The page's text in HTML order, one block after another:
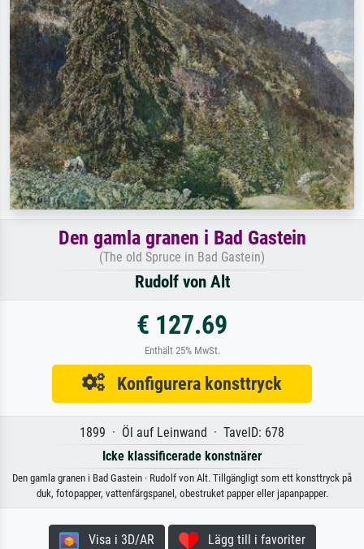
Den gamla granen i Bad Gastein
(The old Spruce in Bad Gastein)
Rudolf von Alt
€ 127.69
Enthält 25% MwSt.
Konfigurera konsttryck
1899 · Öl auf Leinwand · TavelD: 678
Icke klassificerade konstnärer
Den gamla granen i Bad Gastein · Rudolf von Alt. Tillgängligt som ett konsttryck på
duk, fotopapper, vattenfärgspanel, obestruket papper eller japanpapper.
Visa i 3D/AR Lägg till i favoriter